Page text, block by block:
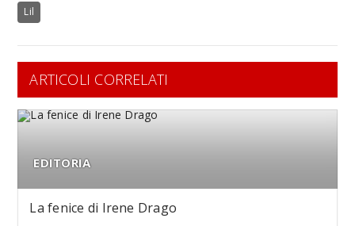
Lil
ARTICOLI CORRELATI
EDITORIA
La fenice di Irene Drago